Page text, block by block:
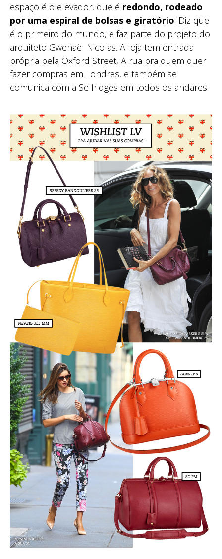
espaço é o elevador, que é redondo, rodeado
por uma espiral de bolsas e giratório! Diz que
é o primeiro do mundo, e faz parte do projeto do
arquiteto Gwenaël Nicolas. A loja tem entrada
própria pela Oxford Street, A rua pra quem quer
fazer compras em Londres, e também se
comunica com a Selfridges em todos os andares.